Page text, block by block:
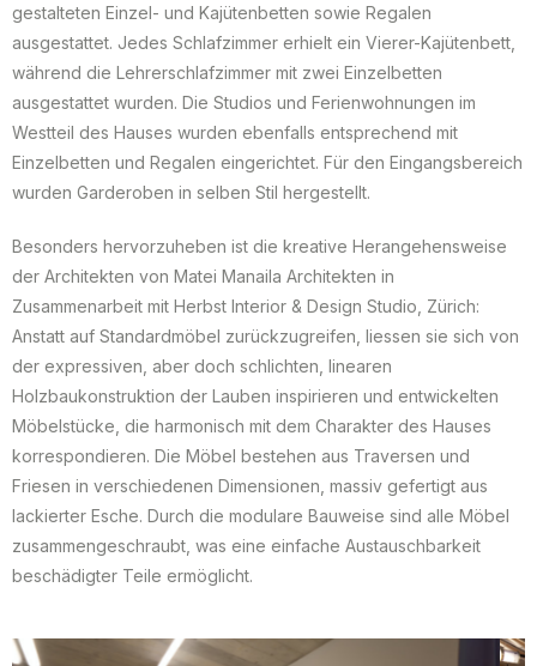
gestalteten Einzel- und Kajütenbetten sowie Regalen
ausgestattet. Jedes Schlafzimmer erhielt ein Vierer-Kajütenbett,
während die Lehrerschlafzimmer mit zwei Einzelbetten
ausgestattet wurden. Die Studios und Ferienwohnungen im
Westteil des Hauses wurden ebenfalls entsprechend mit
Einzelbetten und Regalen eingerichtet. Für den Eingangsbereich
wurden Garderoben in selben Stil hergestellt.
Besonders hervorzuheben ist die kreative Herangehensweise
der Architekten von Matei Manaila Architekten in
Zusammenarbeit mit Herbst Interior & Design Studio, Zürich:
Anstatt auf Standardmöbel zurückzugreifen, liessen sie sich von
der expressiven, aber doch schlichten, linearen
Holzbaukonstruktion der Lauben inspirieren und entwickelten
Möbelstücke, die harmonisch mit dem Charakter des Hauses
korrespondieren. Die Möbel bestehen aus Traversen und
Friesen in verschiedenen Dimensionen, massiv gefertigt aus
lackierter Esche. Durch die modulare Bauweise sind alle Möbel
zusammengeschraubt, was eine einfache Austauschbarkeit
beschädigter Teile ermöglicht.